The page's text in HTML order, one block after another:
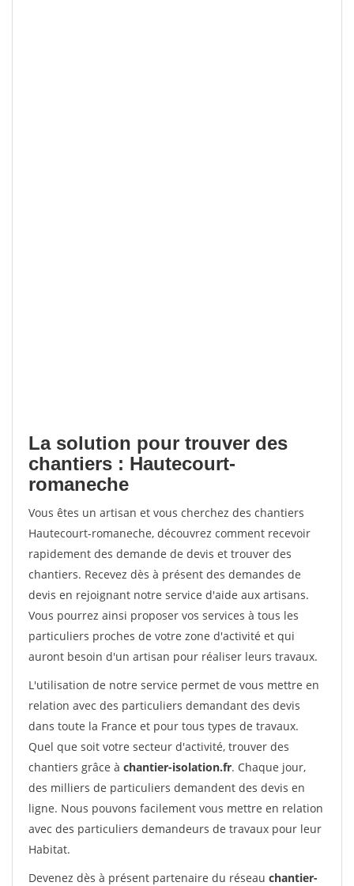
La solution pour trouver des
chantiers : Hautecourt-
romaneche
Vous êtes un artisan et vous cherchez des chantiers
Hautecourt-romaneche, découvrez comment recevoir
rapidement des demande de devis et trouver des
chantiers. Recevez dès à présent des demandes de
devis en rejoignant notre service d'aide aux artisans.
Vous pourrez ainsi proposer vos services à tous les
particuliers proches de votre zone d'activité et qui
auront besoin d'un artisan pour réaliser leurs travaux.
L'utilisation de notre service permet de vous mettre en
relation avec des particuliers demandant des devis
dans toute la France et pour tous types de travaux.
Quel que soit votre secteur d'activité, trouver des
chantiers grâce à chantier-isolation.fr. Chaque jour,
des milliers de particuliers demandent des devis en
ligne. Nous pouvons facilement vous mettre en relation
avec des particuliers demandeurs de travaux pour leur
Habitat.
Devenez dès à présent partenaire du réseau chantier-